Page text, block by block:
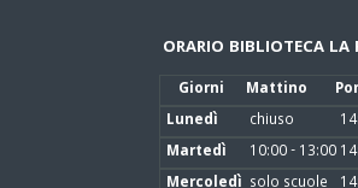
ORARIO BIBLIOTECA LA
Giorni Mattino
Lunedì
chiuso
Martedì
10:00 - 13:00